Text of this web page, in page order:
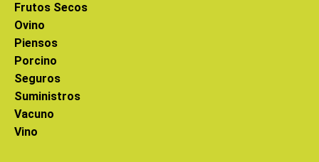
Frutos Secos
Ovino
Piensos
Porcino
Seguros
Suministros
Vacuno
Vino